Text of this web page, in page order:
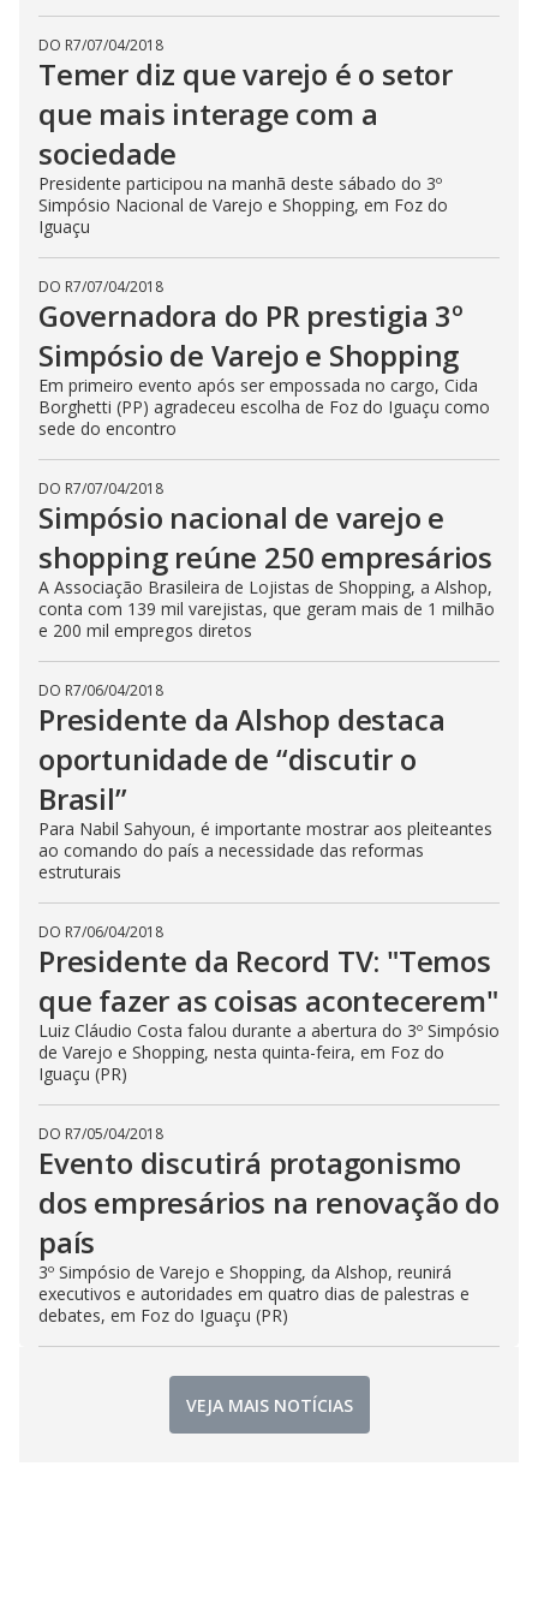
DO R7/07/04/2018
Temer diz que varejo é o setor
que mais interage com a
sociedade
Presidente participou na manhã deste sábado do 3º
Simpósio Nacional de Varejo e Shopping, em Foz do
Iguaçu
DO R7/07/04/2018
Governadora do PR prestigia 3º
Simpósio de Varejo e Shopping
Em primeiro evento após ser empossada no cargo, Cida
Borghetti (PP) agradeceu escolha de Foz do Iguaçu como
sede do encontro
DO R7/07/04/2018
Simpósio nacional de varejo e
shopping reúne 250 empresários
A Associação Brasileira de Lojistas de Shopping, a Alshop,
conta com 139 mil varejistas, que geram mais de 1 milhão
e 200 mil empregos diretos
DO R7/06/04/2018
Presidente da Alshop destaca
oportunidade de “discutir o
Brasil”
Para Nabil Sahyoun, é importante mostrar aos pleiteantes
ao comando do país a necessidade das reformas
estruturais
DO R7/06/04/2018
Presidente da Record TV: "Temos
que fazer as coisas acontecerem"
Luiz Cláudio Costa falou durante a abertura do 3º Simpósio
de Varejo e Shopping, nesta quinta-feira, em Foz do
Iguaçu (PR)
DO R7/05/04/2018
Evento discutirá protagonismo
dos empresários na renovação do
país
3º Simpósio de Varejo e Shopping, da Alshop, reunirá
executivos e autoridades em quatro dias de palestras e
debates, em Foz do Iguaçu (PR)
VEJA MAIS NOTÍCIAS